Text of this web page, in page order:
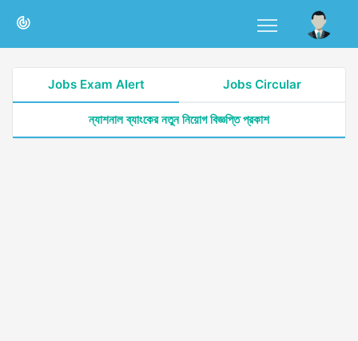
Jobs Exam Alert Jobs Circular
ন্যাশনাল ব্যাংকের নতুন নিয়োগ বিজ্ঞপ্তি প্রকাশ